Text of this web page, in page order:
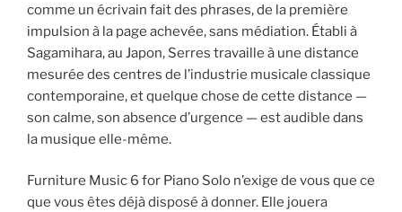
comme un écrivain fait des phrases, de la première
impulsion à la page achevée, sans médiation. Établi à
Sagamihara, au Japon, Serres travaille à une distance
mesurée des centres de l’industrie musicale classique
contemporaine, et quelque chose de cette distance —
son calme, son absence d’urgence — est audible dans
la musique elle-même.
Furniture Music 6 for Piano Solo n’exige de vous que ce
que vous êtes déjà disposé à donner. Elle jouera